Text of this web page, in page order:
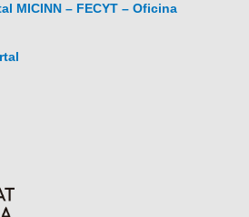
MICINN – FECYT – Oficina